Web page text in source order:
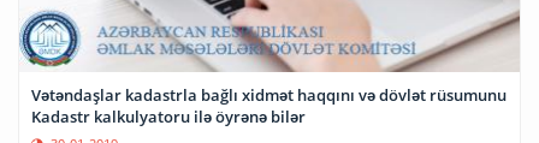
Vətəndaşlar kadastrla bağlı xidmət haqqını və dövlət rüsumunu
Kadastr kalkulyatoru ilə öyrənə bilər